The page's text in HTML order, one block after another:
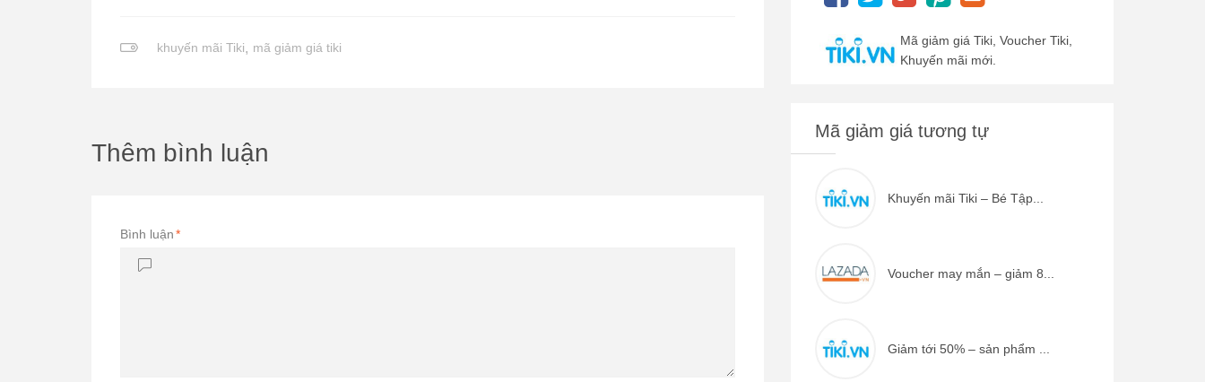
khuyến mãi Tiki, mã giảm giá tiki
Thêm bình luận
Bình luận*
Mã giảm giá Tiki, Voucher Tiki,
Khuyến mãi mới.
Mã giảm giá tương tự
Khuyến mãi Tiki – Bé Tập...
Voucher may mắn – giảm 8...
Giảm tới 50% – sản phẩm ...